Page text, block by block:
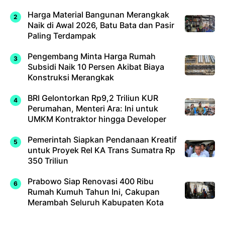
Harga Material Bangunan Merangkak
Naik di Awal 2026, Batu Bata dan Pasir
Paling Terdampak
Pengembang Minta Harga Rumah
Subsidi Naik 10 Persen Akibat Biaya
Konstruksi Merangkak
BRI Gelontorkan Rp9,2 Triliun KUR
Perumahan, Menteri Ara: Ini untuk
UMKM Kontraktor hingga Developer
Pemerintah Siapkan Pendanaan Kreatif
untuk Proyek Rel KA Trans Sumatra Rp
350 Triliun
Prabowo Siap Renovasi 400 Ribu
Rumah Kumuh Tahun Ini, Cakupan
Merambah Seluruh Kabupaten Kota